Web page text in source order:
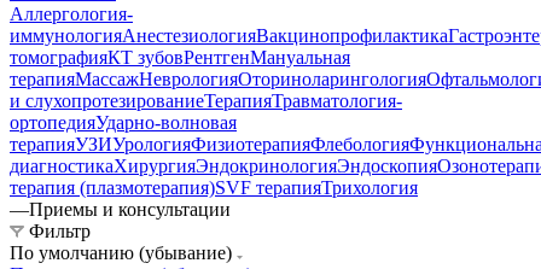
Аллергология-
иммунологияАнестезиологияВакцинопрофилактика
томографияКТ зубовРентгенМануальная
терапияМассажНеврологияОториноларингология
и слухопротезированиеТерапияТравматология-
ортопедияУдарно-волновая
терапияУЗИУрологияФизиотерапияФлебология
диагностикаХирургияЭндокринологияЭндоскопия
терапия (плазмотерапия)SVF терапияТрихология
—Приемы и консультации
Фильтр
По умолчанию (убывание)